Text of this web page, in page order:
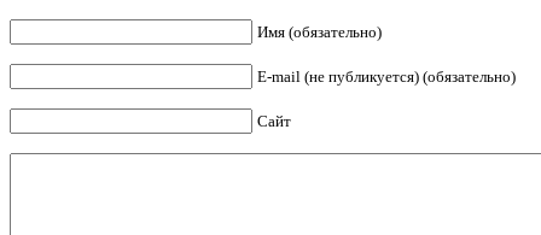
Имя (обязательно)
E-mail (не публикуется) (обязательно)
Сайт